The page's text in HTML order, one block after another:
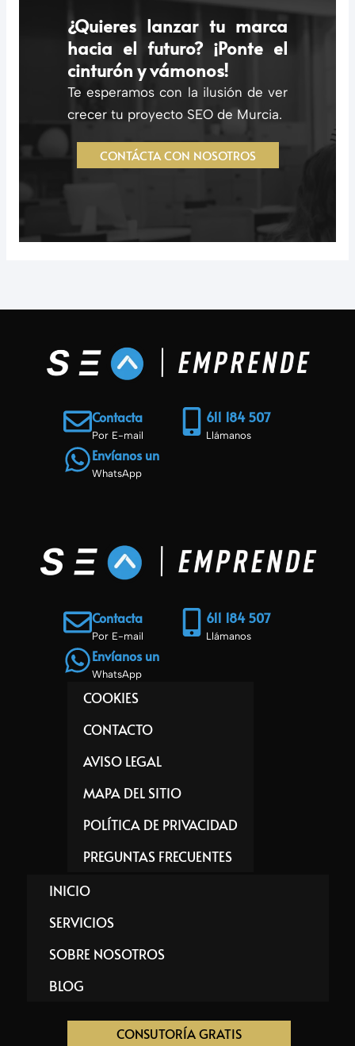
¿Quieres lanzar tu marca
hacia el futuro? ¡Ponte el
cinturón y vámonos!
Te esperamos con la ilusión de ver
crecer tu proyecto SEO de Murcia.
CONTÁCTA CON NOSOTROS
Contacta
Por E-mail
611 184 507
Llámanos
Envíanos un
WhatsApp
Contacta
Por E-mail
611 184 507
Llámanos
Envíanos un
WhatsApp
COOKIES
CONTACTO
AVISO LEGAL
MAPA DEL SITIO
POLÍTICA DE PRIVACIDAD
PREGUNTAS FRECUENTES
INICIO
SERVICIOS
SOBRE NOSOTROS
BLOG
CONSUTORÍA GRATIS